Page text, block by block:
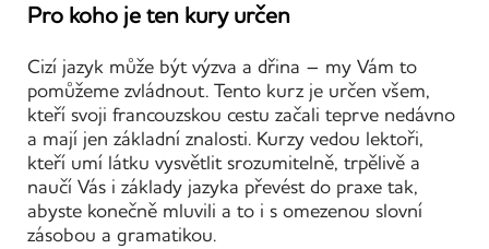
Pro koho je ten kury určen
Cizí jazyk může být výzva a dřina – my Vám to
pomůžeme zvládnout. Tento kurz je určen všem,
kteří svoji francouzskou cestu začali teprve nedávno
a mají jen základní znalosti. Kurzy vedou lektoři,
kteří umí látku vysvětlit srozumitelně, trpělivě a
naučí Vás i základy jazyka převést do praxe tak,
abyste konečně mluvili a to i s omezenou slovní
zásobou a gramatikou.